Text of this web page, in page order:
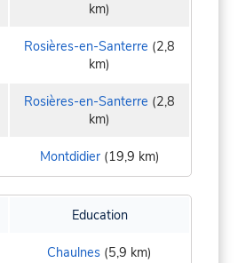
km)
Rosières-en-Santerre (2,8
km)
Rosières-en-Santerre (2,8
km)
Montdidier(19,9 km)
Education
Chaulnes (5,9 km)